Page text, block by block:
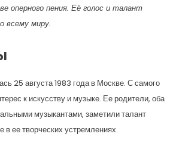
оперного пения. Её голос и талант
всему миру.
25 августа 1983 года в Москве. С самого
к искусству и музыке. Ее родители, оба
музыкантами, заметили талант
ее творческих устремлениях.